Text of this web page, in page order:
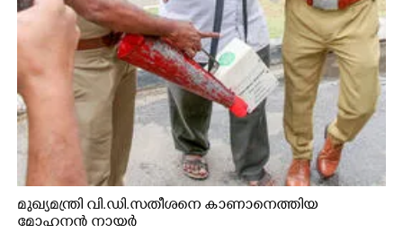
മുഖ്യമന്ത്രി വി.ഡി.സതീശനെ കാണാനെത്തിയ
മോഹനൻ നായർ